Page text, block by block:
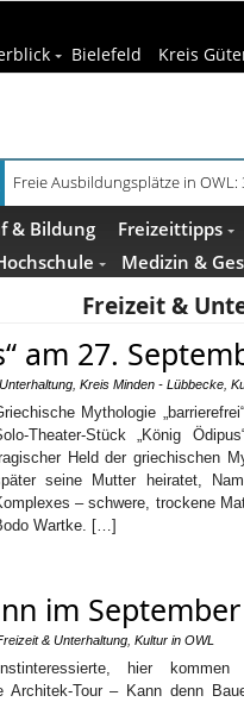
Bielefeld Kreis
Freie Ausbildungsplätze in OWL:
Recyclingpapier in Küche und
& Bildung Freizeittipps
Medizin &
Freizeit &
am 27.
Kreis Minden - Lübbecke
Mythologie
Theater-Stück „König
Held der griechischen
seine Mutter heiratet,
– schwere, trockene
Wartke. […]
im September
& Unterhaltung Kultur in OWL
hier
Architek-Tour – Kann denn